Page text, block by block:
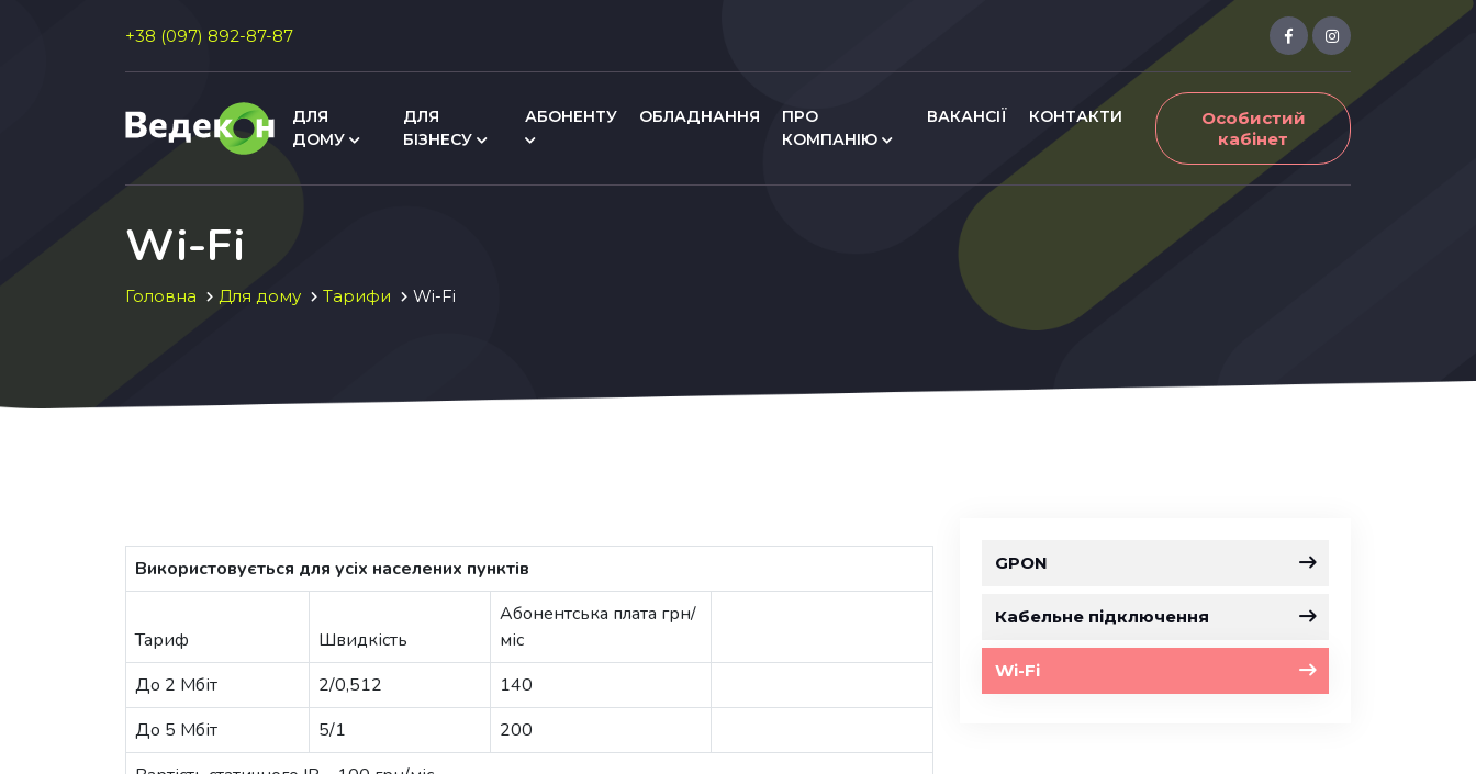
+38 (097) 892-87-87
ДЛЯ
ДОМУ
ДЛЯ
БІЗНЕСУ
АБОНЕНТУ ОБЛАДНАННЯ
ПРО
КОМПАНІЮ
ВАКАНСІЇ КОНТАКТИ
Особистий
кабінет
Wi-Fi
Головна Для дому Тарифи Wi-Fi
Використовується для усіх населених пунктів
Тариф Швидкість
Абонентська плата грн/
міс
До 2 Мбіт
2/0,512
140
До 5 Мбіт
5/1
200
GPON
Кабельне підключення
Wi-Fi